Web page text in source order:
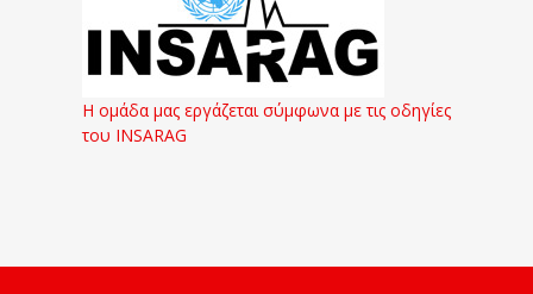
Η ομάδα μας εργάζεται σύμφωνα με τις οδηγίες
του INSARAG